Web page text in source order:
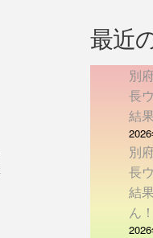
最近
別
長
結
別
長
結
ん